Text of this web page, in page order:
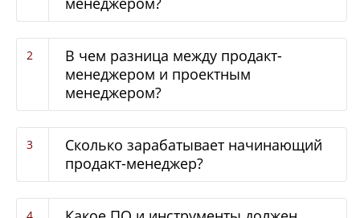
В чем разница между продакт-
менеджером и проектным
менеджером?
Сколько зарабатывает начинающий
продакт-менеджер?